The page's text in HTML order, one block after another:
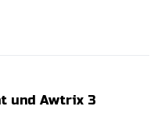
und Awtrix 3